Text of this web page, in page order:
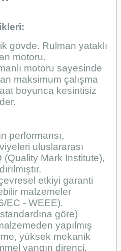
gövde. Rulman yataklı
motoru.
motoru sayesinde
maksimum çalışma
boyunca kesintisiz
performansı,
uluslararası
Mark Institute),
etkiyi garanti
malzemeler
EC - WEEE).
göre)
yapılmış
yüksek mekanik
yangın direnci.